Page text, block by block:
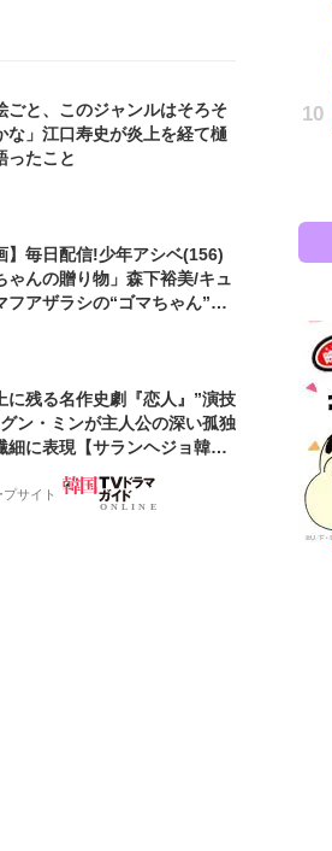
ごと、このジャンルはそろそ
な」江口寿史が炎上を経て樋
ったこと
】毎日配信!少年アシベ(156)
ゃんの贈り物」森下裕美/キュ
フアザラシの“ゴマちゃん”を
に残る名作史劇『恋人』”演技
ン・ミンが主人公の深い孤独
細に表現【サランヘジョ韓ド
サイト